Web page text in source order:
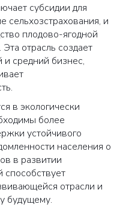
субсидии для
сельхозстрахования, и
плодово-ягодной
отрасль создает
и средний бизнес,
в экологически
более
устойчивого
населения о
в развитии
способствует
отрасли и
будущему.